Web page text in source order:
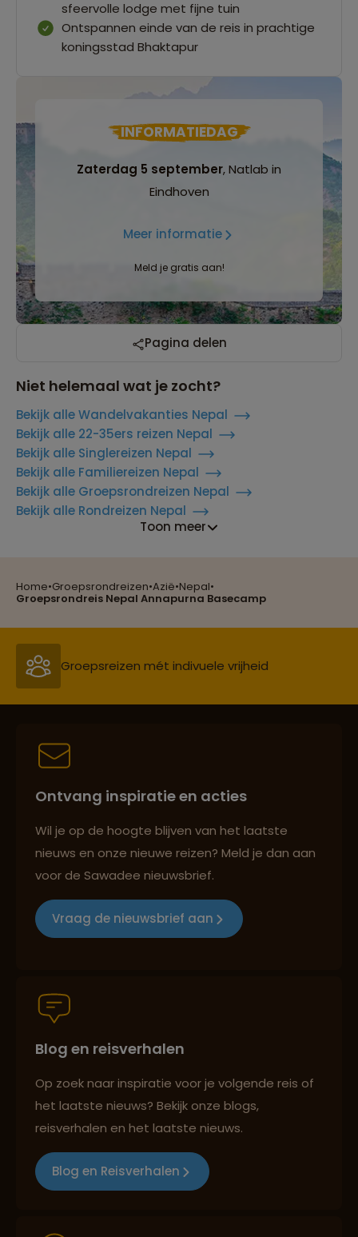
Home•Groepsrondreizen•Azië•Nepal•
Groepsrondreis Nepal Annapurna Basecamp
sfeervolle lodge met fijne tuin
Ontspannen einde van de reis in prachtige
koningsstad Bhaktapur
INFORMATIEDAG
Zaterdag 5 september, Natlab in
Eindhoven
Meer informatie
Meld je gratis aan!
Pagina delen
Niet helemaal wat je zocht?
Bekijk alle Wandelvakanties Nepal
Bekijk alle 22-35ers reizen Nepal
Bekijk alle Singlereizen Nepal
Bekijk alle Familiereizen Nepal
Bekijk alle Groepsrondreizen Nepal
Bekijk alle Rondreizen Nepal
Toon meer
Reizen met oog voor mens, cultuur en milieu
Groepsreizen mét indivuele vrijheid
Persoonlijk en deskundig reisadvies
Best beoordeelde reisroutes
Ontvang inspiratie en acties
Wil je op de hoogte blijven van het laatste
nieuws en onze nieuwe reizen? Meld je dan aan
voor de Sawadee nieuwsbrief.
Vraag de nieuwsbrief aan
Blog en reisverhalen
Op zoek naar inspiratie voor je volgende reis of
het laatste nieuws? Bekijk onze blogs,
reisverhalen en het laatste nieuws.
Blog en Reisverhalen